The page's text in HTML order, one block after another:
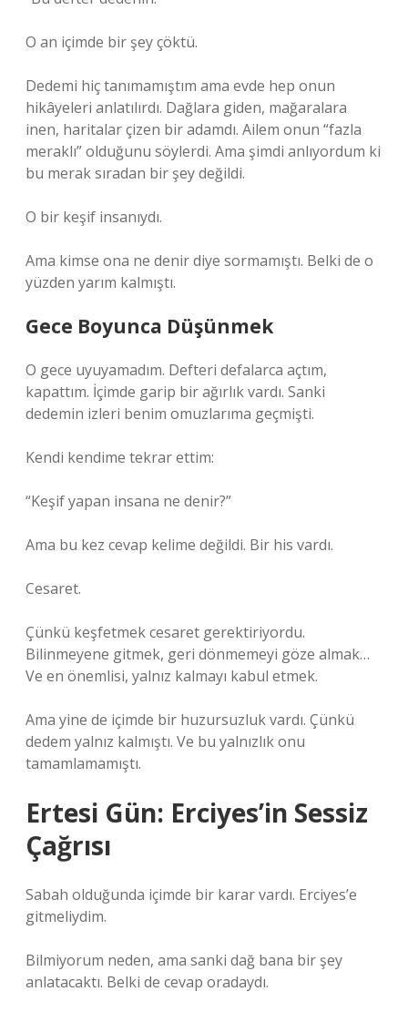
O an içimde bir şey çöktü.
Dedemi hiç tanımamıştım ama evde hep onun
hikâyeleri anlatılırdı. Dağlara giden, mağaralara
inen, haritalar çizen bir adamdı. Ailem onun “fazla
meraklı” olduğunu söylerdi. Ama şimdi anlıyordum ki
bu merak sıradan bir şey değildi.
O bir keşif insanıydı.
Ama kimse ona ne denir diye sormamıştı. Belki de o
yüzden yarım kalmıştı.
Gece Boyunca Düşünmek
O gece uyuyamadım. Defteri defalarca açtım,
kapattım. İçimde garip bir ağırlık vardı. Sanki
dedemin izleri benim omuzlarıma geçmişti.
Kendi kendime tekrar ettim:
“Keşif yapan insana ne denir?”
Ama bu kez cevap kelime değildi. Bir his vardı.
Cesaret.
Çünkü keşfetmek cesaret gerektiriyordu.
Bilinmeyene gitmek, geri dönmemeyi göze almak…
Ve en önemlisi, yalnız kalmayı kabul etmek.
Ama yine de içimde bir huzursuzluk vardı. Çünkü
dedem yalnız kalmıştı. Ve bu yalnızlık onu
tamamlamamıştı.
Ertesi Gün: Erciyes’in Sessiz
Çağrısı
Sabah olduğunda içimde bir karar vardı. Erciyes’e
gitmeliydim.
Bilmiyorum neden, ama sanki dağ bana bir şey
anlatacaktı. Belki de cevap oradaydı.